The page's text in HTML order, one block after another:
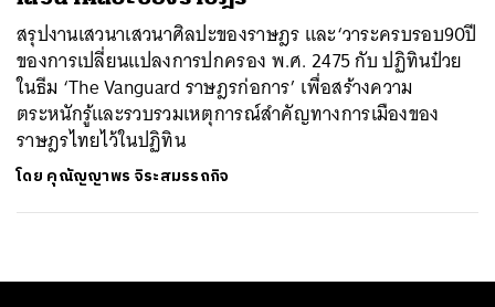
สรุปงานเสวนาเสวนาศิลปะของราษฎร และ‘วาระครบรอบ90ปี
ของการเปลี่ยนแปลงการปกครอง พ.ศ. 2475 กับ ปฏิทินป๋วย
ในธีม ‘The Vanguard ราษฎรก่อการ’ เพื่อสร้างความ
ตระหนักรู้และรวบรวมเหตุการณ์สำคัญทางการเมืองของ
ราษฎรไทยไว้ในปฏิทิน
โดย คุณัญญาพร จิระสมรรถกิจ